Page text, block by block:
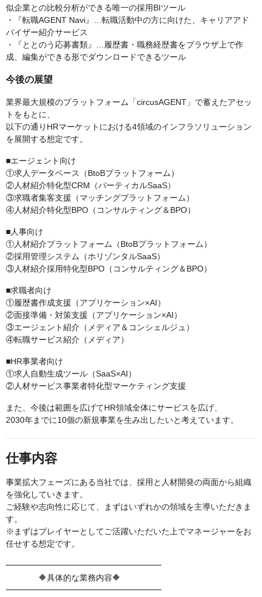
似企業との比較分析ができる唯一の採用BIツール
・『転職AGENT Navi』…転職活動中の方に向けた、キャリアアド
バイザー紹介サービス
・『ととのう応募書類』…履歴書・職務経歴書をブラウザ上で作
成、編集ができる形でダウンロードできるツール
今後の展望
業界最大規模のプラットフォーム「circusAGENT」で蓄えたアセッ
トをもとに、
以下の通りHRマーケットにおける4領域のインフラソリューション
を展開する想定です。
■エージェント向け
①求人データベース（BtoBプラットフォーム）
②人材紹介特化型CRM（バーティカルSaaS）
③求職者集客支援（マッチングプラットフォーム）
④人材紹介特化型BPO（コンサルティング＆BPO）
■人事向け
①人材紹介プラットフォーム（BtoBプラットフォーム）
②採用管理システム（ホリゾンタルSaaS）
③人材紹介採用特化型BPO（コンサルティング＆BPO）
■求職者向け
①履歴書作成支援（アプリケーション×AI）
②面接準備・対策支援（アプリケーション×AI）
③エージェント紹介（メディア＆コンシェルジュ）
④転職サービス紹介（メディア）
■HR事業者向け
①求人自動生成ツール（SaaS×AI）
②人材サービス事業者特化型マーケティング支援
また、今後は範囲を広げてHR領域全体にサービスを広げ、
2030年までに10個の新規事業を生み出したいと考えています。
仕事内容
事業拡大フェーズにある当社では、採用と人材開発の両面から組織
を強化していきます。
ご経験や志向性に応じて、まずはいずれかの領域を主導いただきま
す。
※まずはプレイヤーとしてご活躍いただいた上でマネージャーをお
任せする想定です。
━━━━━━━━━━━━━━━━━━━
🔶具体的な業務内容🔶
━━━━━━━━━━━━━━━━━━━